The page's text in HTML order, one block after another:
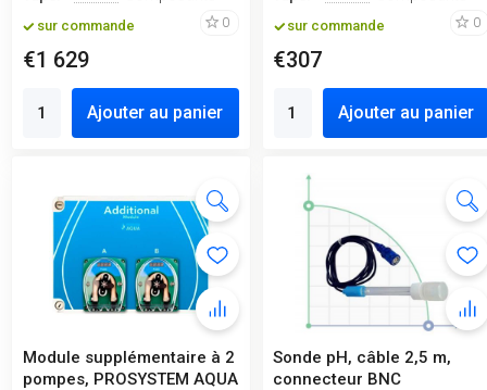
sur commande 0
€1 629
Ajouter au panier
sur commande 0
€307
Ajouter au panier
Module supplémentaire à 2
pompes, PROSYSTEM AQUA
Sonde pH, câble 2,5 m,
connecteur BNC